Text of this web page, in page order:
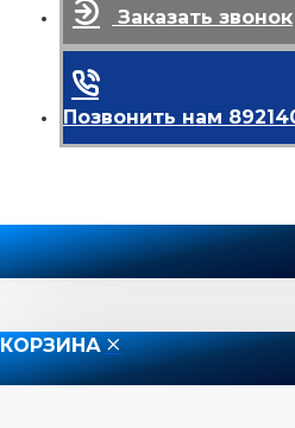
Заказать звонок
Позвонить нам
КОРЗИНА